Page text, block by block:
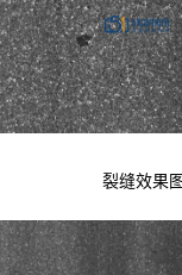
裂缝效果